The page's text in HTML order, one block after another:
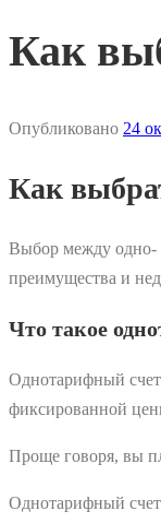
Как
Опубликовано 24
Как
Выбор между одно-
преимущества и
Что такое
Однотарифный
фиксированной
Проще говоря, вы
Однотарифный